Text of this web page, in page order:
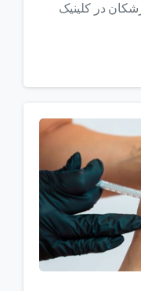
در کلینیک
0